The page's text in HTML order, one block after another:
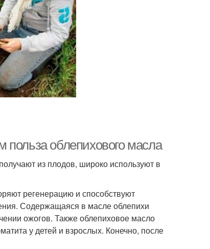
польза облепихового масла
из плодов, широко используют в
регенерацию и способствуют
Содержащаяся в масле облепихи
ожогов. Также облепиховое масло
у детей и взрослых. Конечно, после